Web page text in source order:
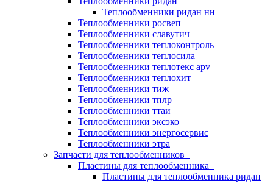
Теплообменники ридан нн
Теплообменники росвеп
Теплообменники славутич
Теплообменники теплоконтроль
Теплообменники теплосила
Теплообменники теплотекс apv
Теплообменники теплохит
Теплообменники тиж
Теплообменники тплр
Теплообменники ттаи
Теплообменники эксэко
Теплообменники энергосервис
Теплообменники этра
Запчасти для теплообменников
Пластины для теплообменника
Пластины для теплообменника ридан